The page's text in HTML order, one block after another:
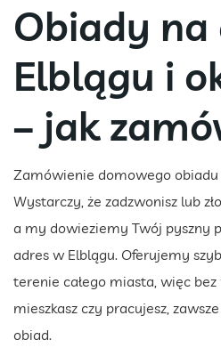
Obiady
Elblągu i
– jak
Zamówienie domowego
Wystarczy, że zadzwonisz lub
a my dowieziemy Twój pyszny
adres w Elblągu. Oferujemy
terenie całego miasta, więc
mieszkasz czy pracujesz,
obiad.